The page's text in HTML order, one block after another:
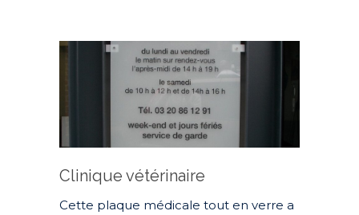
Clinique vétérinaire
Cette plaque médicale tout en verre a